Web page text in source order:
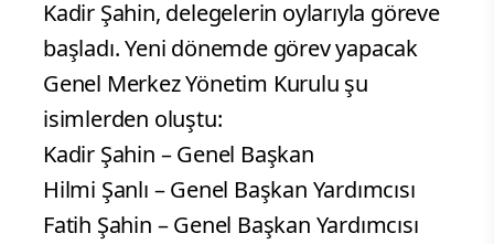
Kadir Şahin, delegelerin oylarıyla göreve
başladı. Yeni dönemde görev yapacak
Genel Merkez Yönetim Kurulu şu
isimlerden oluştu:
Kadir Şahin – Genel Başkan
Hilmi Şanlı – Genel Başkan Yardımcısı
Fatih Şahin – Genel Başkan Yardımcısı